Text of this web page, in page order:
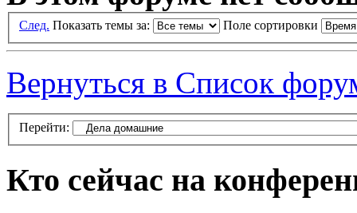
След. Показать темы за: Поле сортировки
Вернуться в Список
Перейти:
Кто сейчас на